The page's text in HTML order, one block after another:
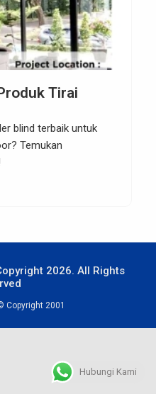
Tirai
blind terbaik untuk
Temukan
2026. All Rights
Copyright 2001
Hubungi Kami